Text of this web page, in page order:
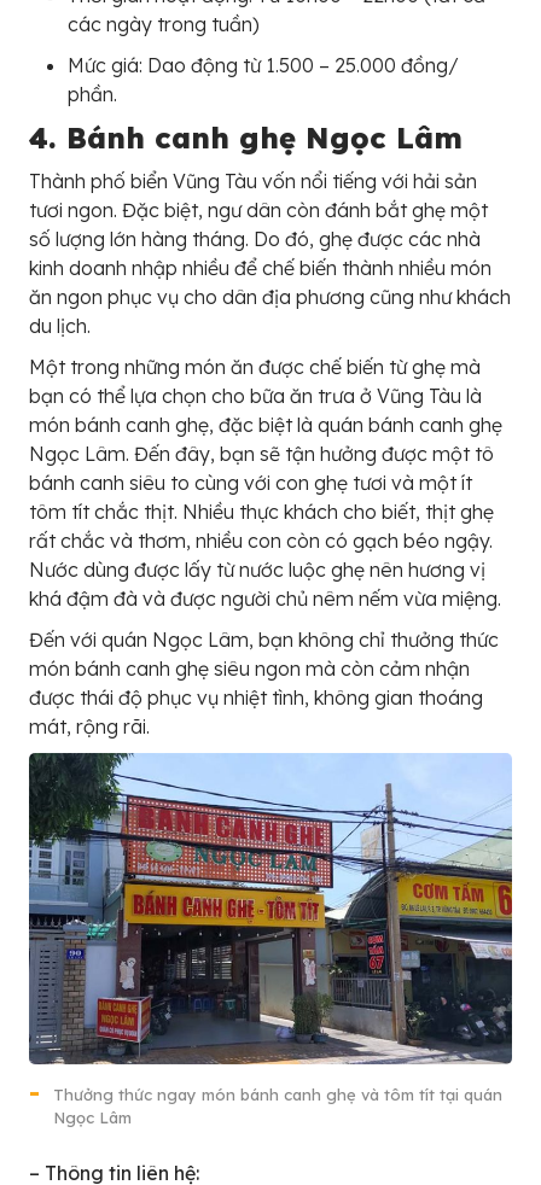
các ngày trong tuần)
Mức giá: Dao động từ 1.500 – 25.000 đồng/
phần.
4. Bánh canh ghẹ Ngọc Lâm
Thành phố biển Vũng Tàu vốn nổi tiếng với hải sản
tươi ngon. Đặc biệt, ngư dân còn đánh bắt ghẹ một
số lượng lớn hàng tháng. Do đó, ghẹ được các nhà
kinh doanh nhập nhiều để chế biến thành nhiều món
ăn ngon phục vụ cho dân địa phương cũng như khách
du lịch.
Một trong những món ăn được chế biến từ ghẹ mà
bạn có thể lựa chọn cho bữa ăn trưa ở Vũng Tàu là
món bánh canh ghẹ, đặc biệt là quán bánh canh ghẹ
Ngọc Lâm. Đến đây, bạn sẽ tận hưởng được một tô
bánh canh siêu to cùng với con ghẹ tươi và một ít
tôm tít chắc thịt. Nhiều thực khách cho biết, thịt ghẹ
rất chắc và thơm, nhiều con còn có gạch béo ngậy.
Nước dùng được lấy từ nước luộc ghẹ nên hương vị
khá đậm đà và được người chủ nêm nếm vừa miệng.
Đến với quán Ngọc Lâm, bạn không chỉ thưởng thức
món bánh canh ghẹ siêu ngon mà còn cảm nhận
được thái độ phục vụ nhiệt tình, không gian thoáng
mát, rộng rãi.
Thưởng thức ngay món bánh canh ghẹ và tôm tít tại quán
Ngọc Lâm
– Thông tin liên hệ: